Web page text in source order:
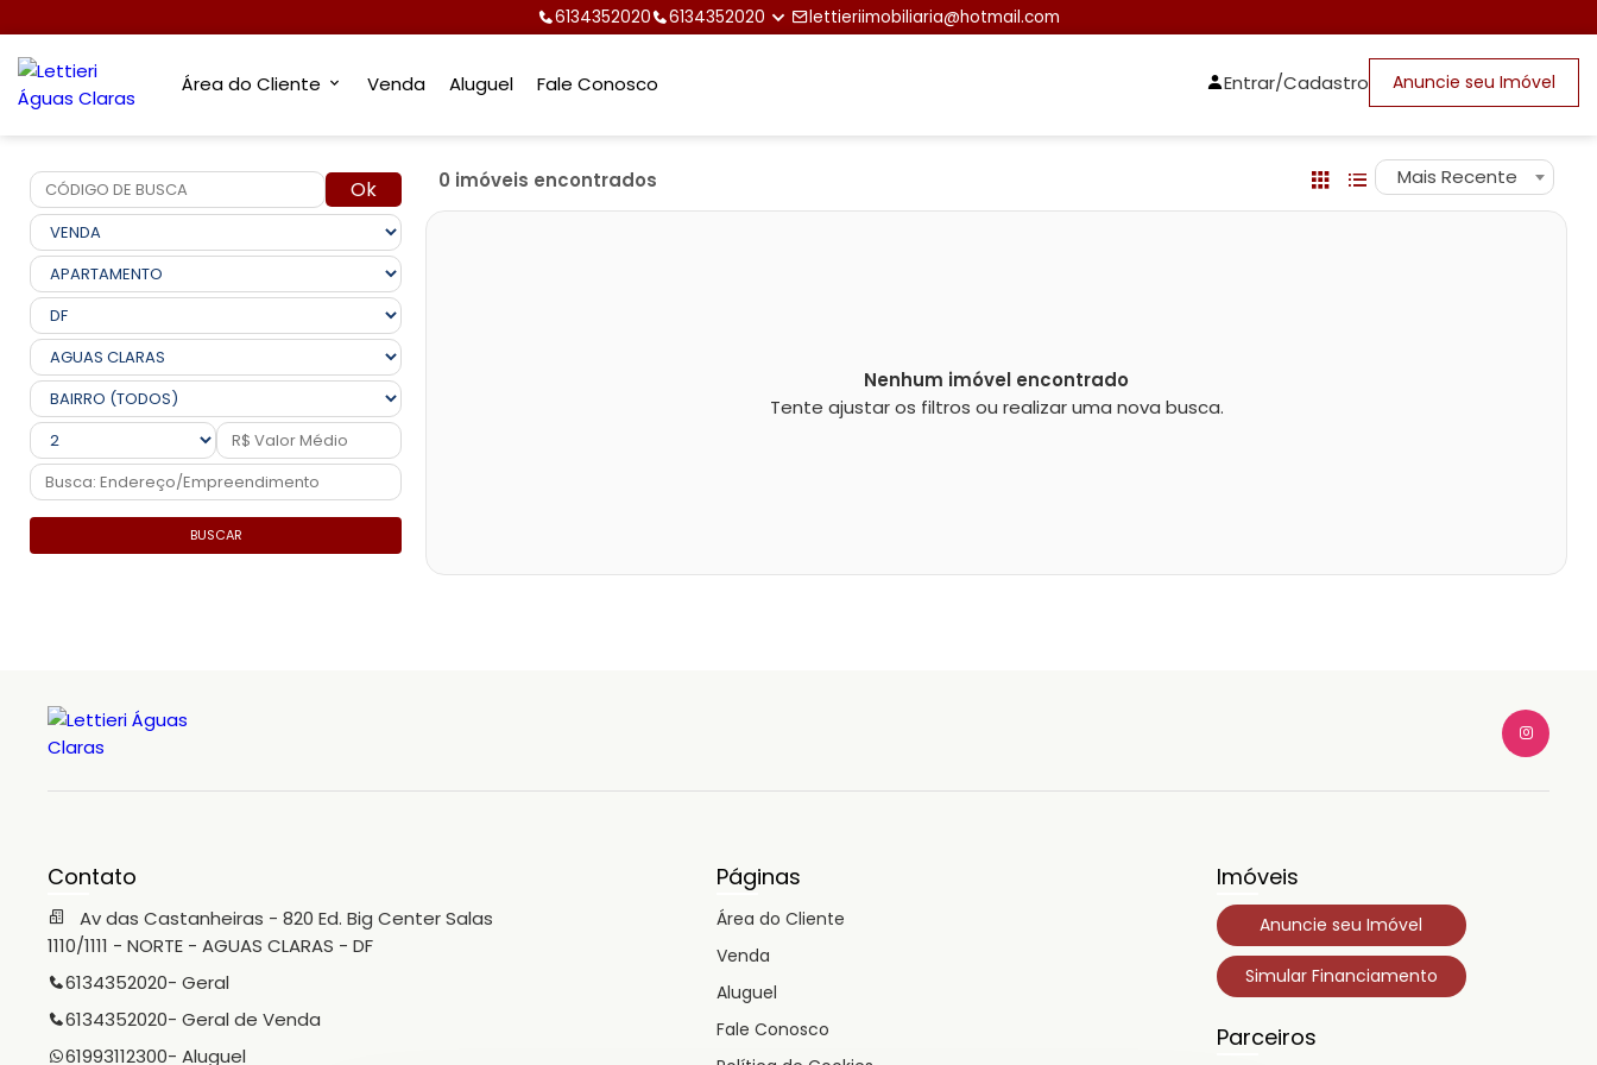
6134352020 6134352020 lettieriimobiliaria@hotmail.com
Área do Cliente Venda Aluguel Fale Conosco Entrar/Cadastro Anuncie seu Imóvel
Ok
BUSCAR
0 imóveis encontrados Mais Recente
Nenhum imóvel encontrado
Tente ajustar os filtros ou realizar uma nova busca.
Contato
Av das Castanheiras - 820 Ed. Big Center Salas
1110/1111 - NORTE - AGUAS CLARAS - DF
6134352020- Geral
6134352020- Geral de Venda
61993112300- Aluguel
Páginas
Área do Cliente
Venda
Aluguel
Fale Conosco
Imóveis
Anuncie seu Imóvel
Simular Financiamento
Parceiros